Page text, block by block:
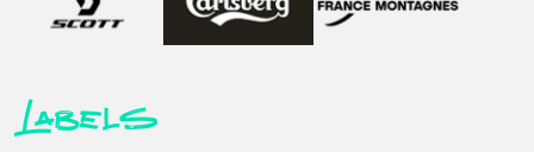
Labels